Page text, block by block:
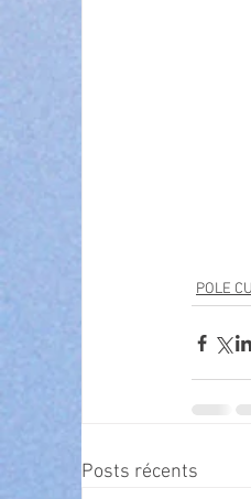
POLE
Posts récents